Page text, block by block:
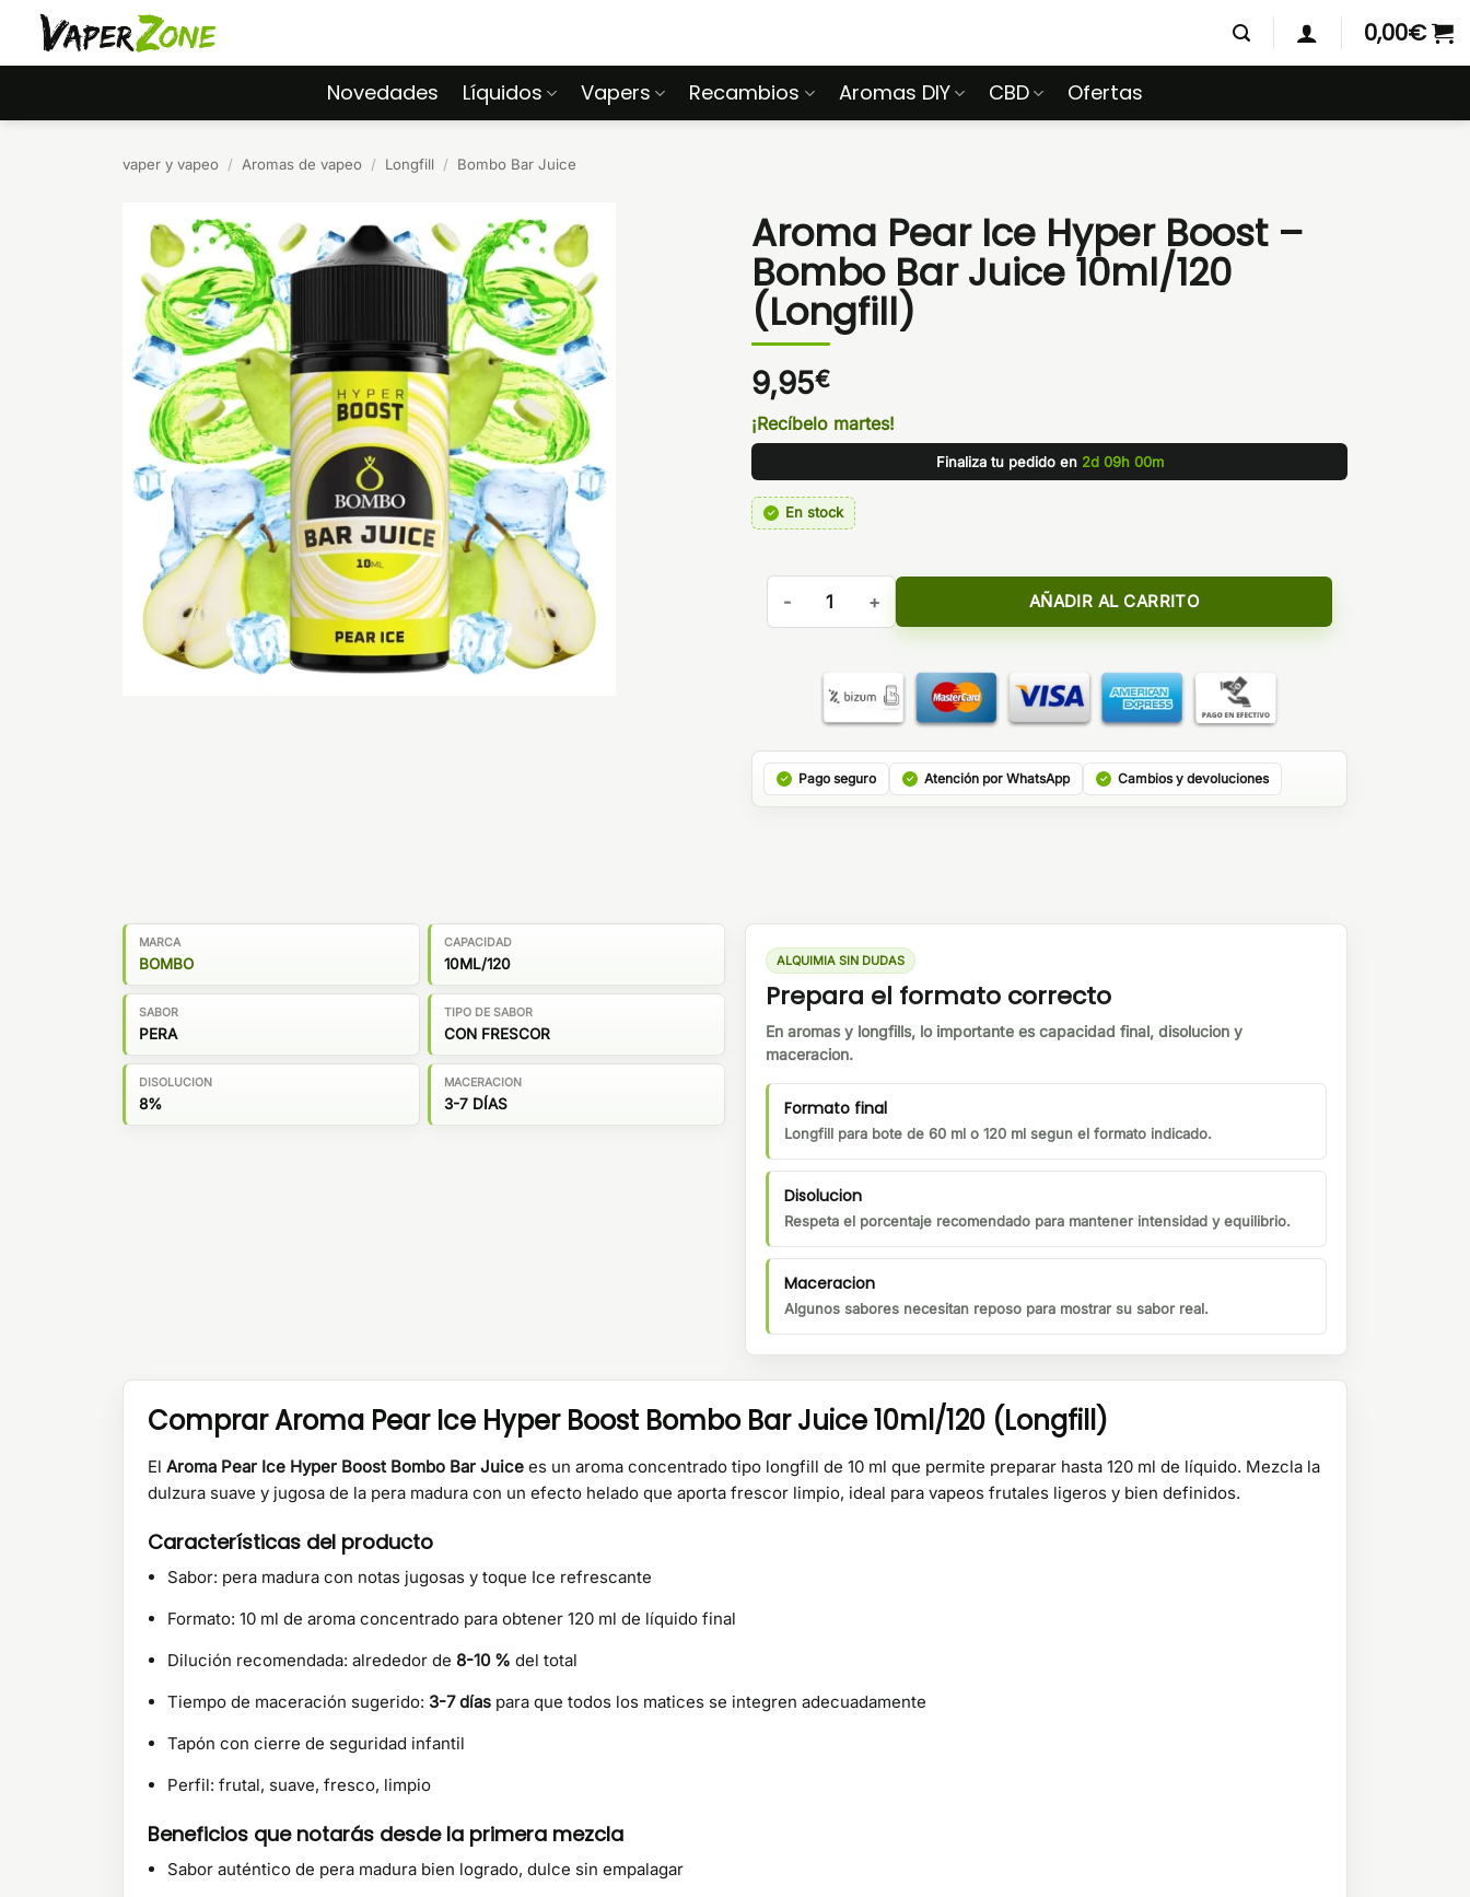
Saltar
contenido
0,00€
Novedades Líquidos Vapers Recambios Aromas DIY CBD Ofertas
vaper y vapeo / Aromas de vapeo / Longfill / Bombo Bar Juice
Aroma Pear Ice Hyper Boost –
Bombo Bar Juice 10ml/120
(Longfill)
9,95€
¡Recíbelo martes!
Finaliza tu pedido en 2d 09h 00m
En stock
Aroma Pear Ice Hyper Boost - Bombo Bar Juice 10ml/120 (Longfill) cantidad
AÑADIR AL CARRITO
Pago seguro Atención por WhatsApp Cambios y devoluciones
MARCA
BOMBO
CAPACIDAD
10ML/120
SABOR
PERA
TIPO DE SABOR
CON FRESCOR
DISOLUCION
8%
MACERACION
3-7 DÍAS
ALQUIMIA SIN DUDAS
Prepara el formato correcto
En aromas y longfills, lo importante es capacidad final, disolucion y
maceracion.
Formato final
Longfill para bote de 60 ml o 120 ml segun el formato indicado.
Disolucion
Respeta el porcentaje recomendado para mantener intensidad y equilibrio.
Maceracion
Algunos sabores necesitan reposo para mostrar su sabor real.
Comprar Aroma Pear Ice Hyper Boost Bombo Bar Juice 10ml/120 (Longfill)
El Aroma Pear Ice Hyper Boost Bombo Bar Juice es un aroma concentrado tipo longfill de 10 ml que permite preparar hasta 120 ml de líquido. Mezcla la
dulzura suave y jugosa de la pera madura con un efecto helado que aporta frescor limpio, ideal para vapeos frutales ligeros y bien definidos.
Características del producto
Sabor: pera madura con notas jugosas y toque Ice refrescante
Formato: 10 ml de aroma concentrado para obtener 120 ml de líquido final
Dilución recomendada: alrededor de 8-10 % del total
Tiempo de maceración sugerido: 3-7 días para que todos los matices se integren adecuadamente
Tapón con cierre de seguridad infantil
Perfil: frutal, suave, fresco, limpio
Beneficios que notarás desde la primera mezcla
Sabor auténtico de pera madura bien logrado, dulce sin empalagar